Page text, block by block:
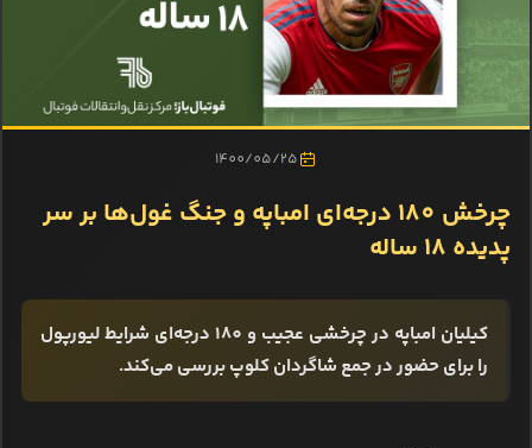
1400/05/25
چرخش 180 درجه‌ای امباپه و جنگ غول‌ها بر سر
پدیده 18 ساله
کیلیان امباپه در چرخشی عجیب و 180 درجه‌ای شرایط لیورپول
را برای حضور در جمع شاگردان کلوپ بررسی می‌کند.